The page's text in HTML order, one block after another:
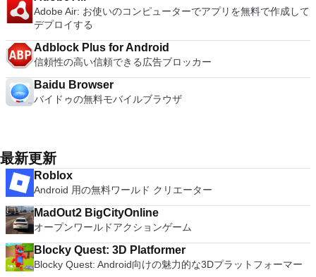
Adobe Air: お使いのコンピューターでアプリを無料で作成して
デプロイする
Adblock Plus for Android
信頼性の高い信頼できる広告ブロッカー
Baidu Browser
バイドゥの無料モバイルブラウザ
最新更新
Roblox
Android 用の無料ワールド クリエーター
MadOut2 BigCityOnline
オープンワールドアクションゲーム
Blocky Quest: 3D Platformer
Blocky Quest: Android向けの魅力的な3Dプラットフォーマー